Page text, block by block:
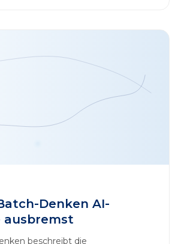
Denken AI-
ausbremst
beschreibt die